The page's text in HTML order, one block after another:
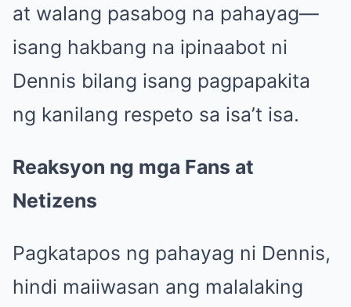
at walang pasabog na pahayag—
isang hakbang na ipinaabot ni
Dennis bilang isang pagpapakita
ng kanilang respeto sa isa’t isa.
Reaksyon ng mga Fans at
Netizens
Pagkatapos ng pahayag ni Dennis,
hindi maiiwasan ang malalaking